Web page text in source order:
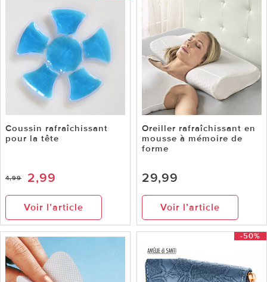
Coussin rafraîchissant
pour la tête
4,99 2,99
Voir l’article
Oreiller rafraîchissant en
mousse à mémoire de
forme
29,99
Voir l’article
-50%